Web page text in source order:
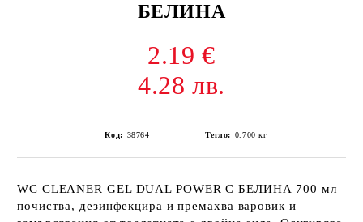
БЕЛИНА
2.19 €
4.28 лв.
Код: 38764 Тегло: 0.700 кг
WC CLEANER GEL DUAL POWER С БЕЛИНА 700 мл
почиства, дезинфекцира и премахва варовик и